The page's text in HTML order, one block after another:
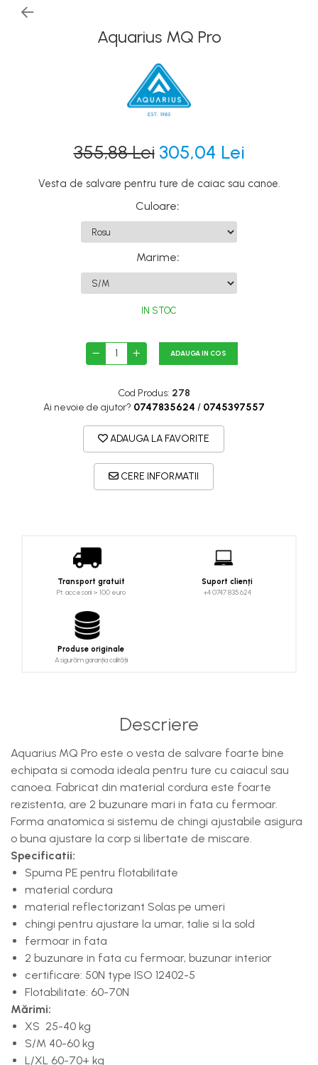
Canoe
Padele de tură și de mare
Padele de ape repezi
Costume neopren
Șosete, mănuși, căciuli neopren
Jachete impermeabile
Haine thermo și protecție UV
Fuste de valuri
Siguranță, accesorii
Drybag - Saci impermeabili
Genți și portbagaje de biciclete
Aquarius MQ Pro
355,88 Lei 305,04 Lei
Vesta de salvare pentru ture de caiac sau canoe.
Culoare:
Marime:
IN STOC
ADAUGA IN COS
Cod Produs: 278
Ai nevoie de ajutor? 0747835624 / 0745397557
ADAUGA LA FAVORITE
CERE INFORMATII
Transport gratuit
Pt. accesorii > 100 euro
Suport clienți
+4 0747 835 624
Produse originale
Asigurăm garanția calității
Descriere
Aquarius MQ Pro este o vesta de salvare foarte bine
echipata si comoda ideala pentru ture cu caiacul sau
canoea. Fabricat din material cordura este foarte
rezistenta, are 2 buzunare mari in fata cu fermoar.
Forma anatomica si sistemu de chingi ajustabile asigura
o buna ajustare la corp si libertate de miscare.
Specificatii:
Spuma PE pentru flotabilitate
material cordura
material reflectorizant Solas pe umeri
chingi pentru ajustare la umar, talie si la sold
fermoar in fata
2 buzunare in fata cu fermoar, buzunar interior
certificare: 50N type ISO 12402-5
Flotabilitate: 60-70N
Mărimi:
XS 25-40 kg
S/M 40-60 kg
L/XL 60-70+ kg